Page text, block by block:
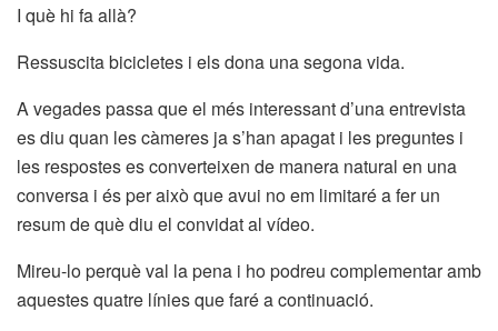
I què hi fa allà?
Ressuscita bicicletes i els dona una segona vida.
A vegades passa que el més interessant d’una entrevista
es diu quan les càmeres ja s’han apagat i les preguntes i
les respostes es converteixen de manera natural en una
conversa i és per això que avui no em limitaré a fer un
resum de què diu el convidat al vídeo.
Mireu-lo perquè val la pena i ho podreu complementar amb
aquestes quatre línies que faré a continuació.